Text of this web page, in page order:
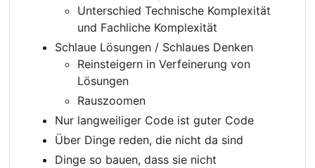
Unterschied Technische Komplexität
und Fachliche Komplexität
Schlaue Lösungen / Schlaues Denken
Reinsteigern in Verfeinerung von
Lösungen
Rauszoomen
Nur langweiliger Code ist guter Code
Über Dinge reden, die nicht da sind
Dinge so bauen, dass sie nicht